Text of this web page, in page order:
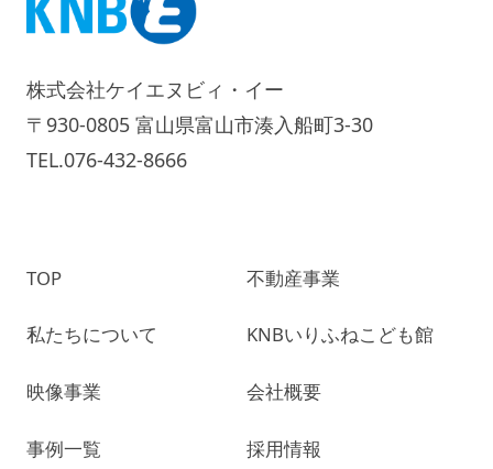
株式会社ケイエヌビィ・イー
〒930-0805 富山県富山市湊入船町3-30
TEL.076-432-8666
TOP
私たちについて
映像事業
事例一覧
不動産事業
KNBいりふねこども館
会社概要
採用情報